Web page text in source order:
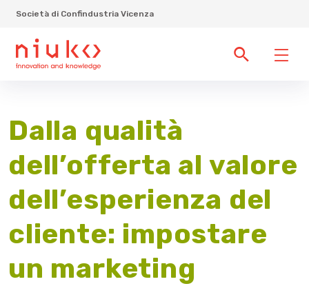
Società di Confindustria Vicenza
Dalla qualità
dell’offerta al valore
dell’esperienza del
cliente: impostare
un marketing